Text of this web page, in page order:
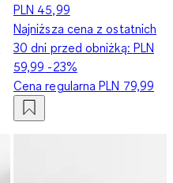
PLN 45,99
Najniższa cena z ostatnich
30 dni przed obniżką: PLN
59,99 -23%
Cena regularnaPLN 79,99